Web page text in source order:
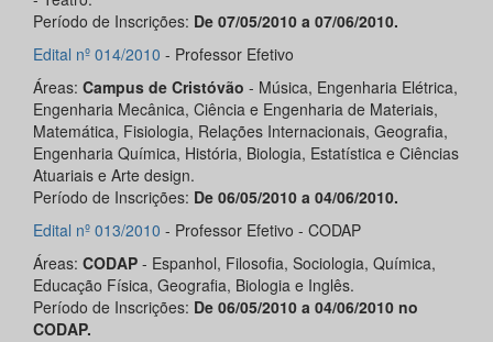
Período de Inscrições: De 07/05/2010 a 07/06/2010.
Edital nº 014/2010 - Professor Efetivo
Áreas: Campus de Cristóvão - Música, Engenharia Elétrica,
Engenharia Mecânica, Ciência e Engenharia de Materiais,
Matemática, Fisiologia, Relações Internacionais, Geografia,
Engenharia Química, História, Biologia, Estatística e Ciências
Atuariais e Arte design.
Período de Inscrições: De 06/05/2010 a 04/06/2010.
Edital nº 013/2010 - Professor Efetivo - CODAP
Áreas: CODAP - Espanhol, Filosofia, Sociologia, Química,
Educação Física, Geografia, Biologia e Inglês.
Período de Inscrições: De 06/05/2010 a 04/06/2010 no
CODAP.